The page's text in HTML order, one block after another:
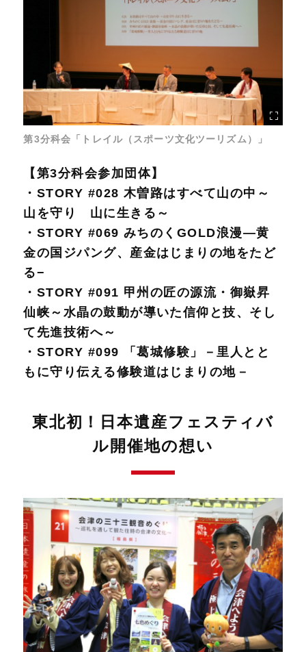
第3分科会「トレイル（スポーツ文化ツーリズム）」
【第3分科会参加団体】
・STORY #028 木曽路はすべて山の中～
山を守り 山に生きる～
・STORY #069 みちのくGOLD浪漫—黄
金の国ジパング、産金はじまりの地をたど
る−
・STORY #091 甲州の匠の源流・御嶽昇
仙峡～水晶の鼓動が導いた信仰と技、そし
て先進技術へ～
・STORY #099 「葛城修験」－里人とと
もに守り伝える修験道はじまりの地－
東北初！日本遺産フェスティバ
ル開催地の想い